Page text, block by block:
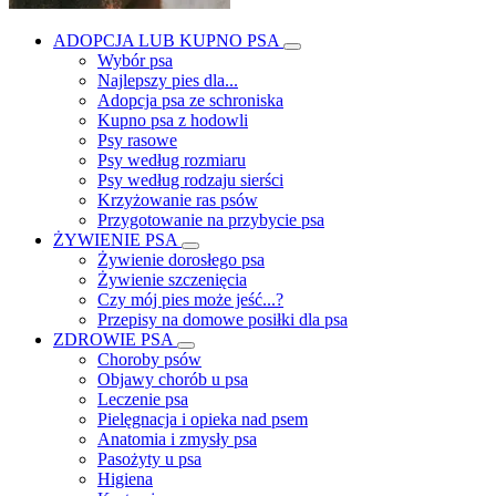
ADOPCJA LUB KUPNO PSA
Wybór psa
Najlepszy pies dla...
Adopcja psa ze schroniska
Kupno psa z hodowli
Psy rasowe
Psy według rozmiaru
Psy według rodzaju sierści
Krzyżowanie ras psów
Przygotowanie na przybycie psa
ŻYWIENIE PSA
Żywienie dorosłego psa
Żywienie szczenięcia
Czy mój pies może jeść...?
Przepisy na domowe posiłki dla psa
ZDROWIE PSA
Choroby psów
Objawy chorób u psa
Leczenie psa
Pielęgnacja i opieka nad psem
Anatomia i zmysły psa
Pasożyty u psa
Higiena